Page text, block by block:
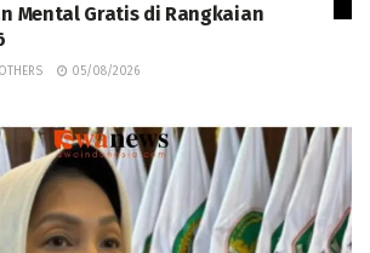
Mental Gratis di Rangkaian
05/08/2026